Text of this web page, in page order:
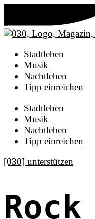
Stadtleben
Musik
Nachtleben
Tipp einreichen
Stadtleben
Musik
Nachtleben
Tipp einreichen
[030] unterstützen
Rock